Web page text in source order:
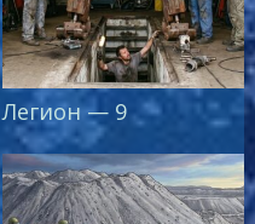
Легион — 9